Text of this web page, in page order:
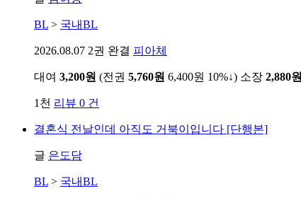
BL > 국내BL
2026.08.07 2권 완결 피아체
대여 3,200원 (전권 5,760원 6,400원 10%↓) 소장 2,880원
1천 리뷰 0 건
결혼식 전날인데 아직도 거북이입니다 [단행본]
글 은도담
BL > 국내BL